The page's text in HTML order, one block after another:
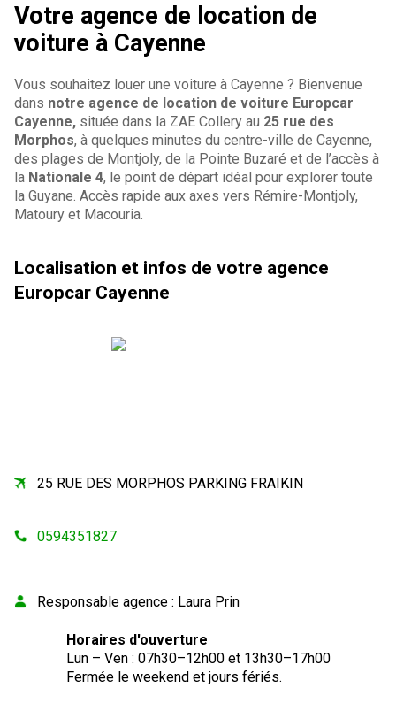
Votre agence de location de
voiture à Cayenne
Vous souhaitez louer une voiture à Cayenne ? Bienvenue
dans notre agence de location de voiture Europcar
Cayenne, située dans la ZAE Collery au 25 rue des
Morphos, à quelques minutes du centre-ville de Cayenne,
des plages de Montjoly, de la Pointe Buzaré et de l’accès à
la Nationale 4, le point de départ idéal pour explorer toute
la Guyane. Accès rapide aux axes vers Rémire-Montjoly,
Matoury et Macouria.
Localisation et infos de votre agence
Europcar Cayenne
25 RUE DES MORPHOS PARKING FRAIKIN
0594351827
Responsable agence : Laura Prin
Horaires d'ouverture
Lun – Ven : 07h30–12h00 et 13h30–17h00
Fermée le weekend et jours fériés.